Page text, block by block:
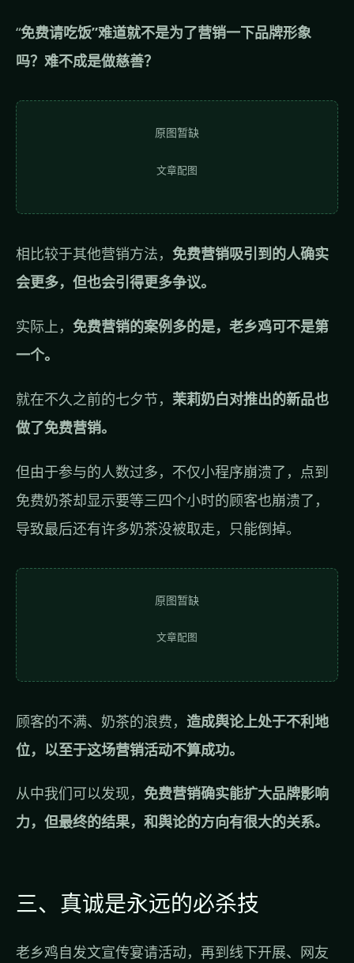
“免费请吃饭”难道就不是为了营销一下品牌形象
吗？难不成是做慈善？
原图暂缺
文章配图
相比较于其他营销方法， 免费营销吸引到的人确实
会更多，但也会引得更多争议。
实际上， 免费营销的案例多的是，老乡鸡可不是第
一个。
就在不久之前的七夕节， 茉莉奶白对推出的新品也
做了免费营销。
但由于参与的人数过多，不仅小程序崩溃了，点到
免费奶茶却显示要等三四个小时的顾客也崩溃了，
导致最后还有许多奶茶没被取走，只能倒掉。
原图暂缺
文章配图
顾客的不满、奶茶的浪费， 造成舆论上处于不利地
位，以至于这场营销活动不算成功。
从中我们可以发现， 免费营销确实能扩大品牌影响
力，但最终的结果，和舆论的方向有很大的关系。
三、真诚是永远的必杀技
老乡鸡自发文宣传宴请活动，再到线下开展、网友